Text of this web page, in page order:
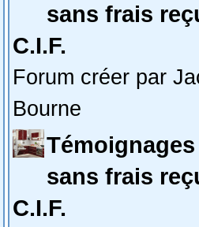
sans frais
C.I.F.
Forum créer par
Bourne
sans frais
C.I.F.